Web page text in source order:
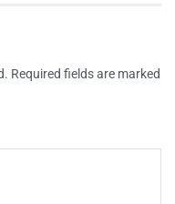
Required fields are marked